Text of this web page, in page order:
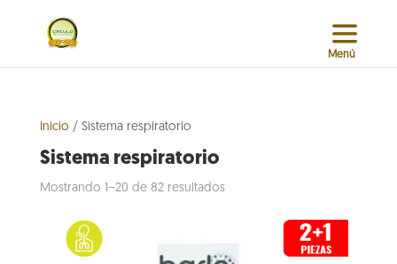
Inicio / Sistema respiratorio
Sistema respiratorio
Mostrando 1–20 de 82 resultadosSorted